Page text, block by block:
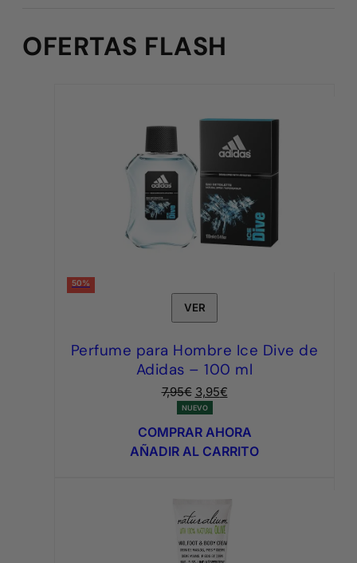
OFERTAS FLASH
50%
VER
Perfume para Hombre Ice Dive de
Adidas – 100 ml
7,95€ El
precio
original
era:
3,95€El
actual
es:
NUEVO
COMPRAR AHORA
AÑADIR AL CARRITO